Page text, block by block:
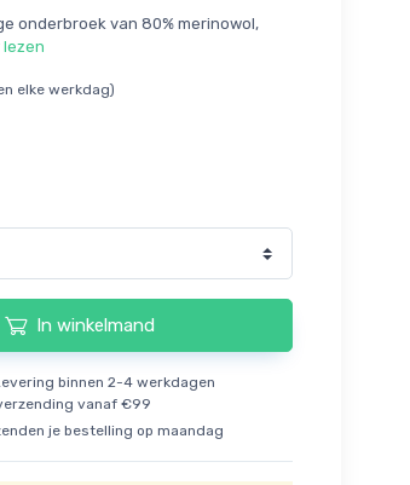
onderbroek van 80% merinowol,
lezen
elke werkdag)
In winkelmand
binnen 2-4 werkdagen
vanaf €99
je bestelling op maandag